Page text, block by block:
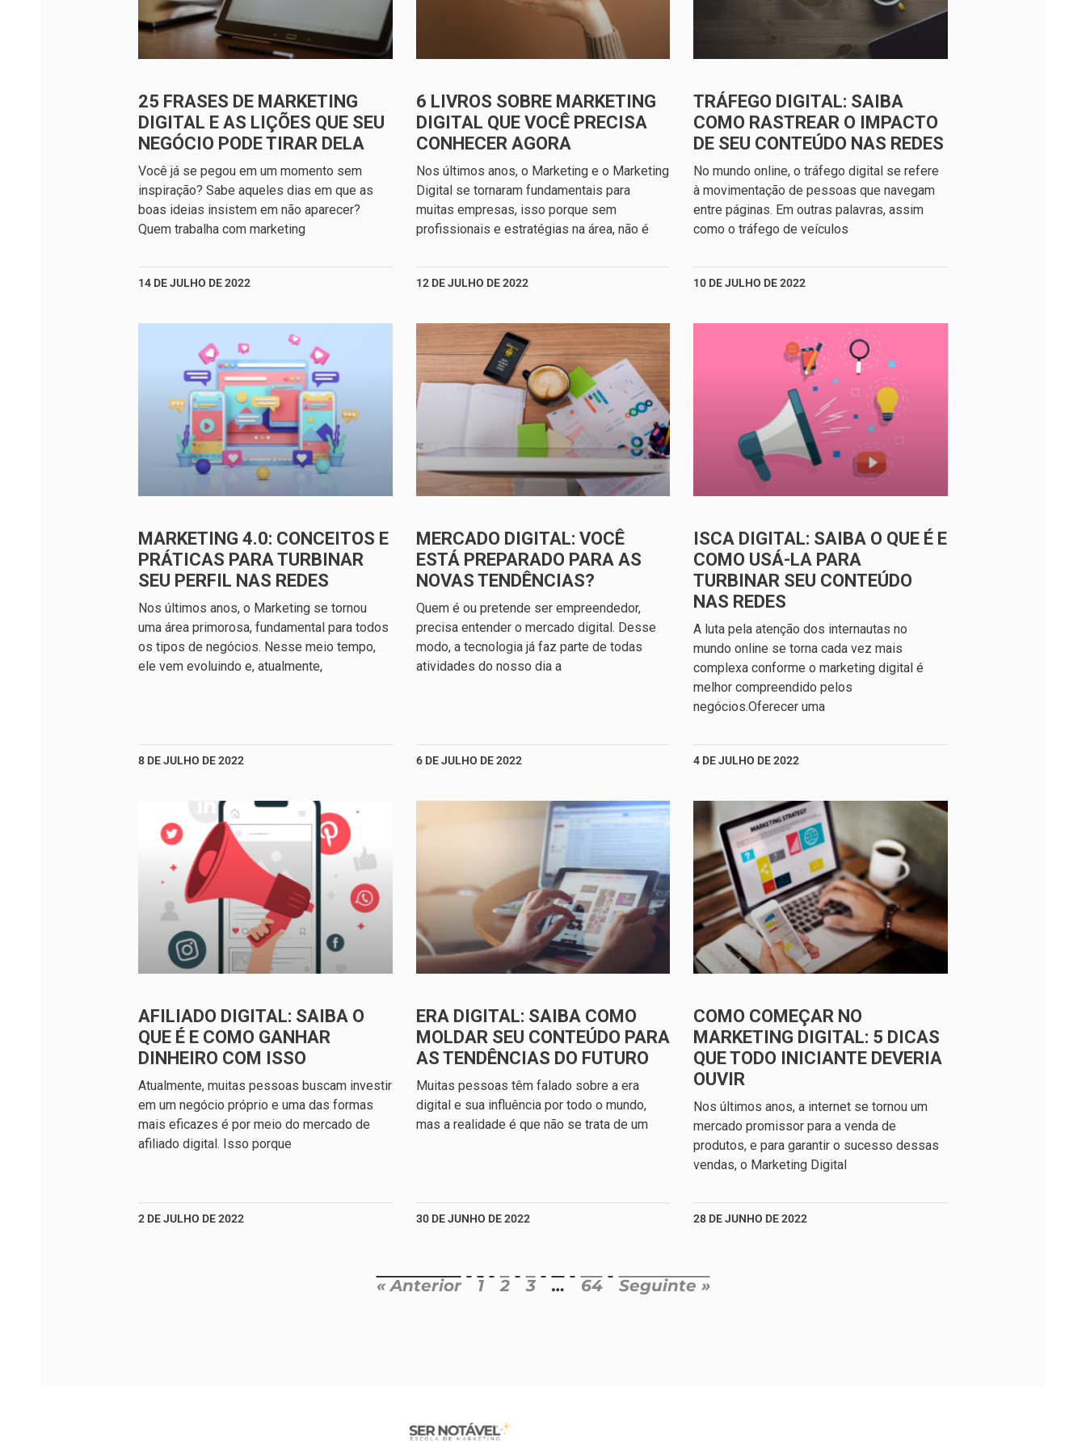
25 FRASES DE MARKETING
DIGITAL E AS LIÇÕES QUE SEU
NEGÓCIO PODE TIRAR DELA
Você já se pegou em um momento sem
inspiração? Sabe aqueles dias em que as
boas ideias insistem em não aparecer?
Quem trabalha com marketing
14 DE JULHO DE 2022
6 LIVROS SOBRE MARKETING
DIGITAL QUE VOCÊ PRECISA
CONHECER AGORA
Nos últimos anos, o Marketing e o Marketing
Digital se tornaram fundamentais para
muitas empresas, isso porque sem
profissionais e estratégias na área, não é
12 DE JULHO DE 2022
TRÁFEGO DIGITAL: SAIBA
COMO RASTREAR O IMPACTO
DE SEU CONTEÚDO NAS REDES
No mundo online, o tráfego digital se refere
à movimentação de pessoas que navegam
entre páginas. Em outras palavras, assim
como o tráfego de veículos
10 DE JULHO DE 2022
MARKETING 4.0: CONCEITOS E
PRÁTICAS PARA TURBINAR
SEU PERFIL NAS REDES
Nos últimos anos, o Marketing se tornou
uma área primorosa, fundamental para todos
os tipos de negócios. Nesse meio tempo,
ele vem evoluindo e, atualmente,
8 DE JULHO DE 2022
MERCADO DIGITAL: VOCÊ
ESTÁ PREPARADO PARA AS
NOVAS TENDÊNCIAS?
Quem é ou pretende ser empreendedor,
precisa entender o mercado digital. Desse
modo, a tecnologia já faz parte de todas
atividades do nosso dia a
6 DE JULHO DE 2022
ISCA DIGITAL: SAIBA O QUE É E
COMO USÁ-LA PARA
TURBINAR SEU CONTEÚDO
NAS REDES
A luta pela atenção dos internautas no
mundo online se torna cada vez mais
complexa conforme o marketing digital é
melhor compreendido pelos
negócios.Oferecer uma
4 DE JULHO DE 2022
AFILIADO DIGITAL: SAIBA O
QUE É E COMO GANHAR
DINHEIRO COM ISSO
Atualmente, muitas pessoas buscam investir
em um negócio próprio e uma das formas
mais eficazes é por meio do mercado de
afiliado digital. Isso porque
2 DE JULHO DE 2022
ERA DIGITAL: SAIBA COMO
MOLDAR SEU CONTEÚDO PARA
AS TENDÊNCIAS DO FUTURO
Muitas pessoas têm falado sobre a era
digital e sua influência por todo o mundo,
mas a realidade é que não se trata de um
30 DE JUNHO DE 2022
COMO COMEÇAR NO
MARKETING DIGITAL: 5 DICAS
QUE TODO INICIANTE DEVERIA
OUVIR
Nos últimos anos, a internet se tornou um
mercado promissor para a venda de
produtos, e para garantir o sucesso dessas
vendas, o Marketing Digital
28 DE JUNHO DE 2022
« Anterior 1 2 3 … 64 Seguinte »